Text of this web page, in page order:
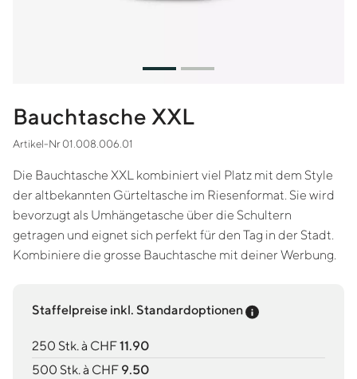
Bauchtasche XXL
Artikel-Nr 01.008.006.01
Die Bauchtasche XXL kombiniert viel Platz mit dem Style
der altbekannten Gürteltasche im Riesenformat. Sie wird
bevorzugt als Umhängetasche über die Schultern
getragen und eignet sich perfekt für den Tag in der Stadt.
Kombiniere die grosse Bauchtasche mit deiner Werbung.
Staffelpreise inkl. Standardoptionen Preis-Tooltip
250 Stk. à CHF11.90
500 Stk. à CHF 9.50